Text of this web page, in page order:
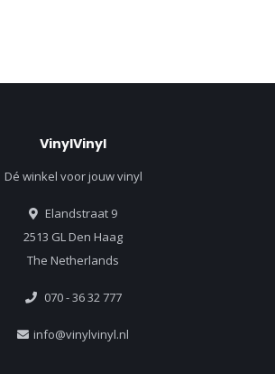
VinylVinyl
Dé winkel voor jouw vinyl
Elandstraat 9
2513 GL Den Haag
The Netherlands
070 - 36 32 777
info@vinylvinyl.nl